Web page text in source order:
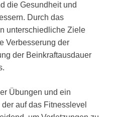
die Gesundheit und
Durch das
unterschiedliche Ziele
Verbesserung der
der Beinkraftausdauer
Übungen und ein
auf das Fitnesslevel